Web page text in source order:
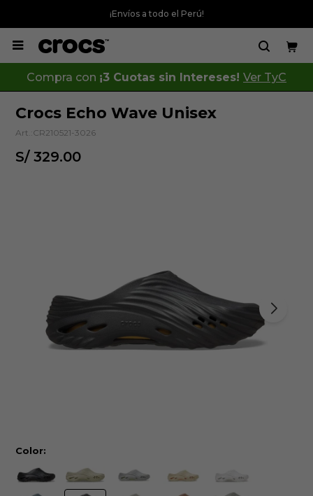
¡Envíos a todo el Perú!

Compra con ¡3 Cuotas sin Intereses! Ver TyC
Crocs Echo Wave Unisex
CR210521-3026
S/ 329.00
Color: